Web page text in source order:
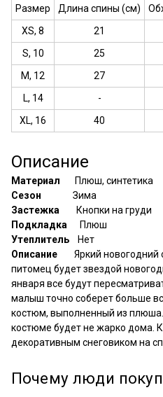
Размер Длина спины (см)
XS, 8
21
S, 10
25
M, 12
27
L, 14
-
XL, 16
40
Описание
Материал
Плюш, синтетика
Сезон Зима
Застежка
Кнопки на груди
Подкладка
Плюш
Утеплитель
Нет
Описание Яркий
питомец будет звездой
января все будут
малыш точно соберет больше
костюм, выполненный из
костюме будет не жарко дома.
декоративным снеговиком на
Почему люди